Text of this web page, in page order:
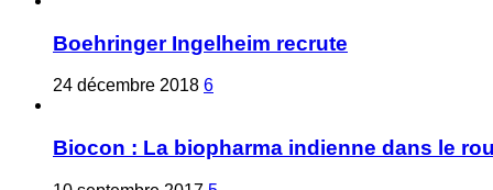
Boehringer Ingelheim recrute
24 décembre 2018 6
Biocon : La biopharma indienne dans le